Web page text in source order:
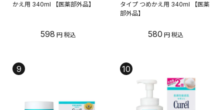
かえ用 340ml 【医薬部外品】
598
タイプ つめかえ用 340ml 【医薬
部外品】
580
9 10